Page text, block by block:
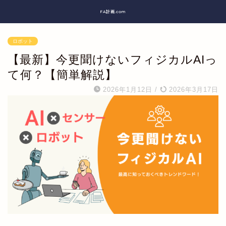
FA計画.com
ロボット
【最新】今更聞けないフィジカルAIっ
て何？【簡単解説】
2026年1月12日 / 2026年3月17日